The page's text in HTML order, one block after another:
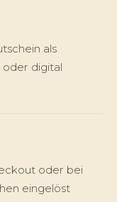
als
oder digital
oder bei
eingelöst